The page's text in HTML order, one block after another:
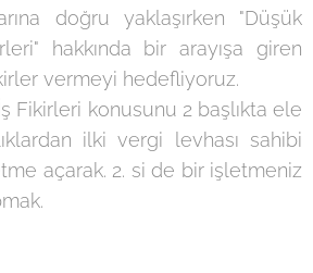
doğru yaklaşırken "Düşük
hakkında bir arayışa giren
vermeyi hedefliyoruz.
Fikirleri konusunu 2 başlıkta ele
ilki vergi levhası sahibi
açarak. 2. si de bir işletmeniz